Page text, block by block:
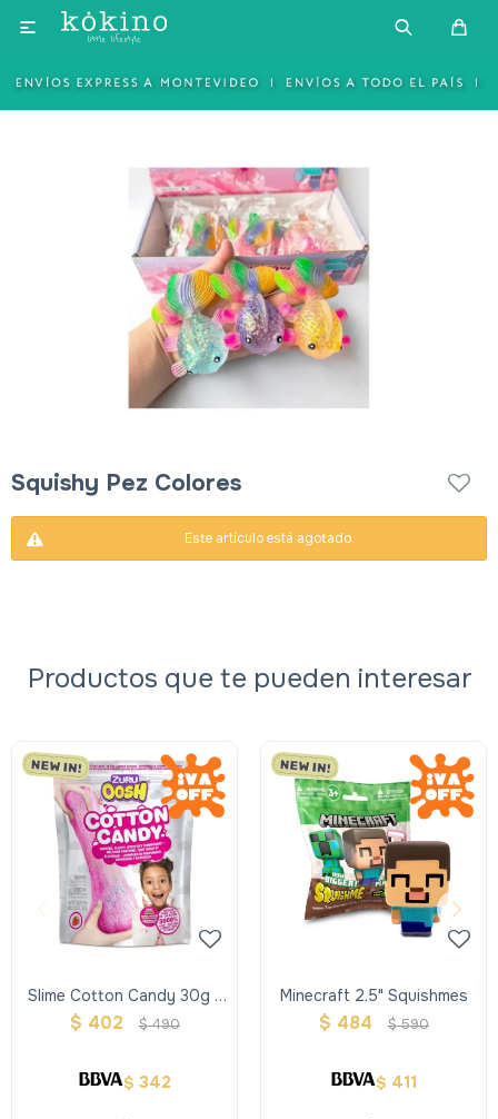

Squishy Pez Colores
Este artículo está agotado.
Productos que te pueden interesar
Slime Cotton Candy 30g -
Oosh
$ 402 $490
$ 342
Minecraft 2.5" Squishmes
$ 484 $ 590
$ 411